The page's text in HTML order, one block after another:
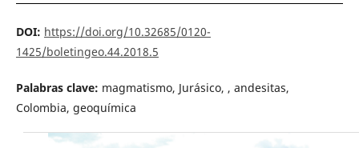
DOI: https://doi.org/10.32685/0120-
1425/boletingeo.44.2018.5
Palabras clave: magmatismo, Jurásico, , andesitas,
Colombia, geoquímica